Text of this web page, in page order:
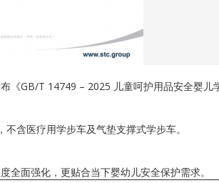
《GB/T 14749 – 2025 儿童呵护用品安全婴儿
含医疗用学步车及气垫支撑式学步车。
面强化，更贴合当下婴幼儿安全保护需求。